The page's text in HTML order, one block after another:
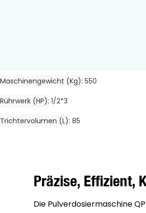
Maschinengewicht (kg) 550
Rührwerk (HP) 1/2*3
Trichtervolumen (L) 85
Präzise, ​​effizient,
Die Pulverdosiermaschine